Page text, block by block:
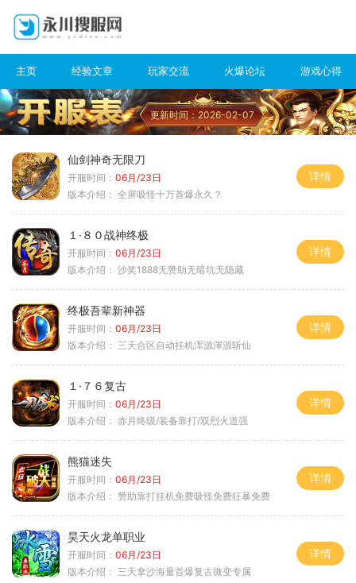
主页 经验文章 玩家交流 火爆论坛 游戏心得
更新时间：2026-02-07
仙剑神奇无限刀
开服时间： 06月/23日
版本介绍： 全屏吸怪十万首爆永久？
详情
１·８０战神终极
开服时间： 06月/23日
版本介绍： 沙奖1888无赞助无暗坑无隐藏
详情
终极吾辈新神器
开服时间： 06月/23日
版本介绍： 三天合区自动挂机浑源渾源斩仙
详情
１·７６复古
开服时间： 06月/23日
版本介绍： 赤月终级/装备靠打/双烈火道强
详情
熊猫迷失
开服时间： 06月/23日
版本介绍： 赞助靠打挂机免费吸怪免费狂暴免费
详情
昊天火龙单职业
开服时间： 06月/23日
版本介绍： 三天拿沙海量首爆复古微变专属
详情